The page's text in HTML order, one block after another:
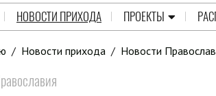
НОВОСТИ ПРИХОДА ПРОЕКТЫ
/ Новости прихода / Новости